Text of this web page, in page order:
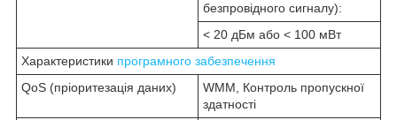
безпровідного сигналу):
< 20 дБм або < 100 мВт
Характеристики програмного забезпечення
QoS (пріоритезація даних)
WMM, Контроль пропускної
здатності